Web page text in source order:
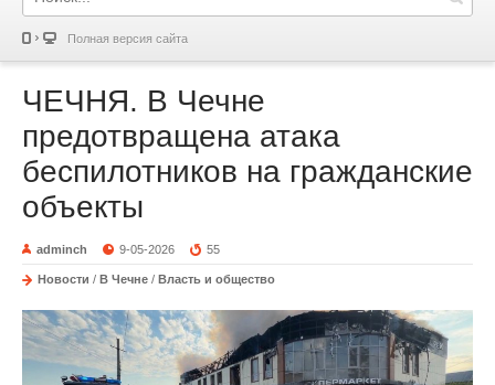
Полная версия сайта
ЧЕЧНЯ. В Чечне
предотвращена атака
беспилотников на гражданские
объекты
adminch 9-05-2026 55
Новости / В Чечне / Власть и общество